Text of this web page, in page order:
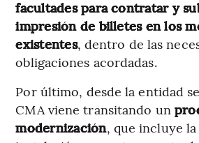
facultades para contratar y
impresión de billetes en los
existentes, dentro de las
obligaciones acordadas.
Por último, desde la entidad
CMA viene transitando un
modernización, que incluye